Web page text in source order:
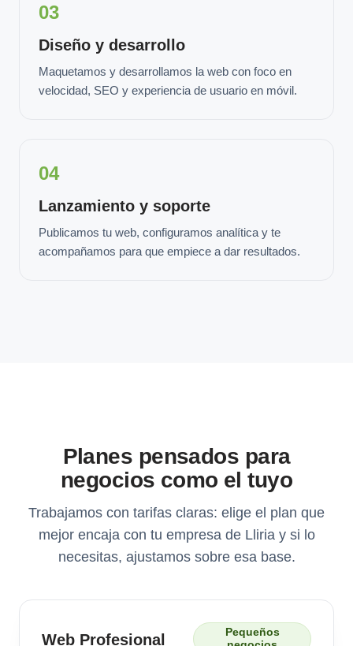
03
Diseño y desarrollo
Maquetamos y desarrollamos la web con foco en
velocidad, SEO y experiencia de usuario en móvil.
04
Lanzamiento y soporte
Publicamos tu web, configuramos analítica y te
acompañamos para que empiece a dar resultados.
Planes pensados para
negocios como el tuyo
Trabajamos con tarifas claras: elige el plan que
mejor encaja con tu empresa de Lliria y si lo
necesitas, ajustamos sobre esa base.
Web Profesional
Pequeños